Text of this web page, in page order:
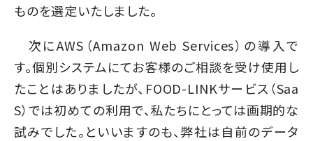
ものを選定いたしました。
次にAWS（Amazon Web Services）の導入で
す。個別システムにてお客様のご相談を受け使用し
たことはありましたが、FOOD-LINKサービス（Saa
S）では初めての利用で、私たちにとっては画期的な
試みでした。といいますのも、弊社は自前のデータ